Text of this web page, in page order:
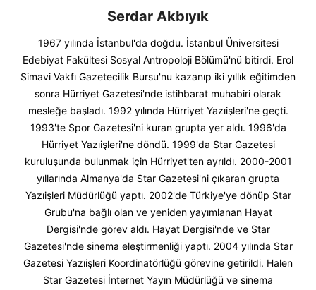
Serdar Akbıyık
1967 yılında İstanbul'da doğdu. İstanbul Üniversitesi
Edebiyat Fakültesi Sosyal Antropoloji Bölümü'nü bitirdi. Erol
Simavi Vakfı Gazetecilik Bursu'nu kazanıp iki yıllık eğitimden
sonra Hürriyet Gazetesi'nde istihbarat muhabiri olarak
mesleğe başladı. 1992 yılında Hürriyet Yazıişleri'ne geçti.
1993'te Spor Gazetesi'ni kuran grupta yer aldı. 1996'da
Hürriyet Yazıişleri'ne döndü. 1999'da Star Gazetesi
kuruluşunda bulunmak için Hürriyet'ten ayrıldı. 2000-2001
yıllarında Almanya'da Star Gazetesi'ni çıkaran grupta
Yazıişleri Müdürlüğü yaptı. 2002'de Türkiye'ye dönüp Star
Grubu'na bağlı olan ve yeniden yayımlanan Hayat
Dergisi'nde görev aldı. Hayat Dergisi'nde ve Star
Gazetesi'nde sinema eleştirmenliği yaptı. 2004 yılında Star
Gazetesi Yazıişleri Koordinatörlüğü görevine getirildi. Halen
Star Gazetesi İnternet Yayın Müdürlüğü ve sinema